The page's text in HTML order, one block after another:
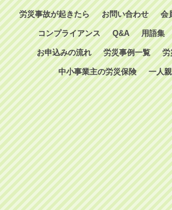
労災事故が起きたら お問い合わせ 会
コンプライアンス Q&A 用語集
お申込みの流れ 労災事例一覧 労
中小事業主の労災保険 一人